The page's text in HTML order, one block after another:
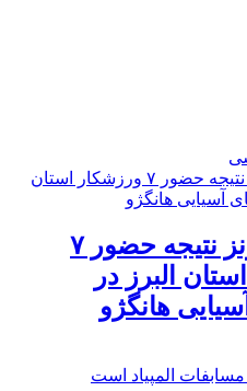
۲ مدال برنز نتیجه حضور ۷
البرز در
هانگژو